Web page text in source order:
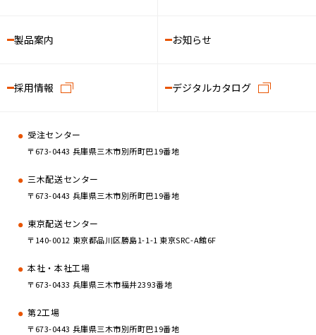
製品案内 お知らせ
採用情報 デジタルカタログ
受注センター
〒673-0443 兵庫県三木市別所町巴19番地
三木配送センター
〒673-0443 兵庫県三木市別所町巴19番地
東京配送センター
〒140-0012 東京都品川区勝島1-1-1 東京SRC-A館6F
本社・本社工場
〒673-0433 兵庫県三木市福井2393番地
第2工場
〒673-0443 兵庫県三木市別所町巴19番地